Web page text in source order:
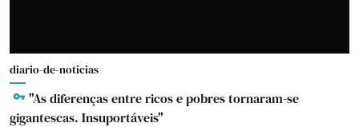
diario-de-noticias
"As diferenças entre ricos e pobres tornaram-se
gigantescas. Insuportáveis"